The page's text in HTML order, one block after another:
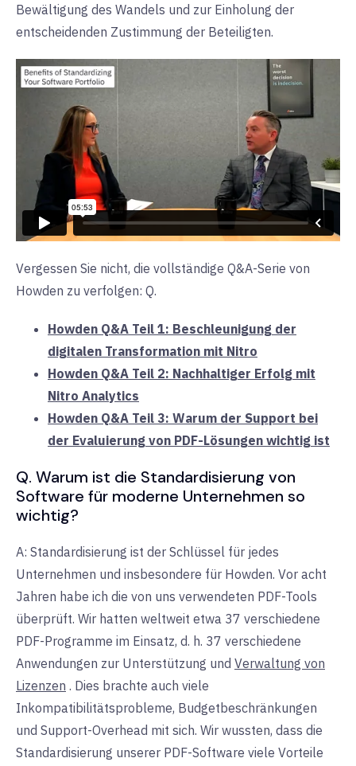
Bewältigung des Wandels und zur Einholung der
entscheidenden Zustimmung der Beteiligten.
Vergessen Sie nicht, die vollständige Q&A-Serie von
Howden zu verfolgen: Q.
Howden Q&A Teil 1: Beschleunigung der
digitalen Transformation mit Nitro
Howden Q&A Teil 2: Nachhaltiger Erfolg mit
Nitro Analytics
Howden Q&A Teil 3: Warum der Support bei
der Evaluierung von PDF-Lösungen wichtig ist
Q. Warum ist die Standardisierung von
Software für moderne Unternehmen so
wichtig?
A: Standardisierung ist der Schlüssel für jedes
Unternehmen und insbesondere für Howden. Vor acht
Jahren habe ich die von uns verwendeten PDF-Tools
überprüft. Wir hatten weltweit etwa 37 verschiedene
PDF-Programme im Einsatz, d. h. 37 verschiedene
Anwendungen zur Unterstützung und Verwaltung von
Lizenzen . Dies brachte auch viele
Inkompatibilitätsprobleme, Budgetbeschränkungen
und Support-Overhead mit sich. Wir wussten, dass die
Standardisierung unserer PDF-Software viele Vorteile